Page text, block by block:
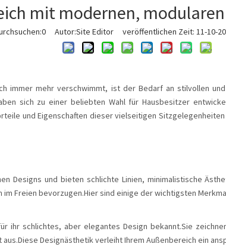
mit modernen,
0 Autor:Site Editor veröffentlichen Zeit: 11-10-
immer mehr verschwimmt, ist der Bedarf an stilvollen
sich zu einer beliebten Wahl für Hausbesitzer
und Eigenschaften dieser vielseitigen
Designs und bieten schlichte Linien, minimalistische
Freien bevorzugen.Hier sind einige der wichtigsten
ihr schlichtes, aber elegantes Design bekannt.Sie
Designästhetik verleiht Ihrem Außenbereich ein